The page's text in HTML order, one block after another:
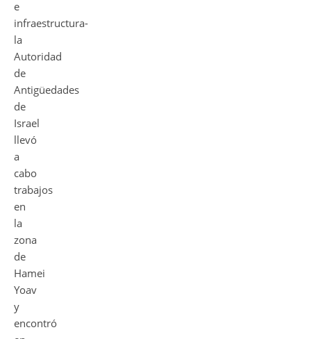
e
infraestructura-
la
Autoridad
de
Antigüedades
de
Israel
llevó
a
cabo
trabajos
en
la
zona
de
Hamei
Yoav
y
encontró